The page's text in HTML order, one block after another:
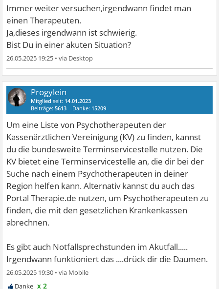
Immer weiter versuchen,irgendwann findet man
einen Therapeuten.
Ja,dieses irgendwann ist schwierig.
Bist Du in einer akuten Situation?
26.05.2025 19:25 •
Progylein
Mitglied seit: 14.01.2023
Beiträge:5613 Danke: 15209
Um eine Liste von Psychotherapeuten der
Kassenärztlichen Vereinigung (KV) zu finden, kannst
du die bundesweite Terminservicestelle nutzen. Die
KV bietet eine Terminservicestelle an, die dir bei der
Suche nach einem Psychotherapeuten in deiner
Region helfen kann. Alternativ kannst du auch das
Portal Therapie.de nutzen, um Psychotherapeuten zu
finden, die mit den gesetzlichen Krankenkassen
abrechnen.
Es gibt auch Notfallsprechstunden im Akutfall.....
Irgendwann funktioniert das ....drück dir die Daumen.
26.05.2025 19:30 •
x 2